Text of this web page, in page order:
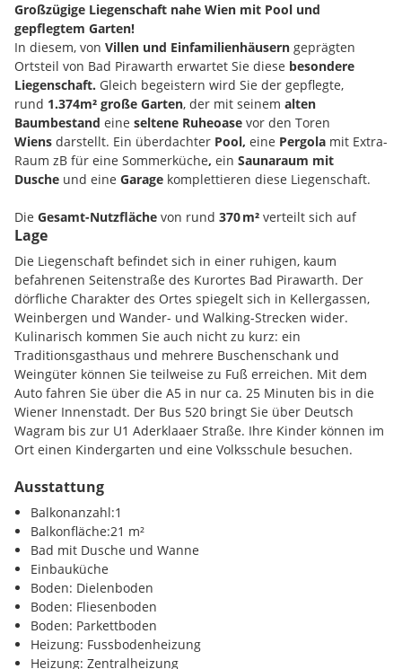
Großzügige Liegenschaft nahe Wien mit Pool und
gepflegtem Garten!
In diesem, von Villen und Einfamilienhäusern geprägten
Ortsteil von Bad Pirawarth erwartet Sie diese besondere
Liegenschaft. Gleich begeistern wird Sie der gepflegte,
rund 1.374m² große Garten, der mit seinem alten
Baumbestand eine seltene Ruheoase vor den Toren
Wiens darstellt. Ein überdachter Pool, eine Pergola mit Extra-
Raum zB für eine Sommerküche, ein Saunaraum mit
Dusche und eine Garage komplettieren diese Liegenschaft.
Die Gesamt-Nutzfläche von rund 370 m² verteilt sich auf
6 Zimmer
Das Wohnhaus gliedert sich inzwei Etagensowie einen
ausgebauten Kellerbereich. Heizung und Warmwasser
werden über eine Brennwerttherme und eine
Luftwärmepumpe zur Verfügung gestellt.
️Gesamtnutzfläche WOHNHAUS: ca. 244,86 m²
️Gesamtnutzfläche Wohnhaus+Keller und Zubau: ca. 333,23
m²
Die Vertragserrichtung und Treuhandschaft ist anBRODNER
Rechtsanwalt GmbH, FN 370587 g, Dornbacher Straße 23,
gebunden.
Besichtigungen
Hat diese Immobilie Ihr Interesse geweckt?
auf Ihre Anfrage! Für weitere Fragen stehe ich Ihnen gerne
jederzeit zur Verfügung! Lediglich Anfragen mit
vollständigem Namen, einer Telefonnummer sowie einer E-
Mail-Adresse können unsererseits bearbeitet werden. Die
von uns bereitgestellten Informationen beruhen auf Angaben
des Abgebers. Für die Richtigkeit und Vollständigkeit der
Lage
Die Liegenschaft befindet sich in einer ruhigen, kaum
befahrenen Seitenstraße des Kurortes Bad Pirawarth. Der
dörfliche Charakter des Ortes spiegelt sich in Kellergassen,
Weinbergen und Wander- und Walking-Strecken wider.
Kulinarisch kommen Sie auch nicht zu kurz: ein
Traditionsgasthaus und mehrere Buschenschank und
Weingüter können Sie teilweise zu Fuß erreichen. Mit dem
Auto fahren Sie über die A5 in nur ca. 25 Minuten bis in die
Wiener Innenstadt. Der Bus 520 bringt Sie über Deutsch
Wagram bis zur U1 Aderklaaer Straße. Ihre Kinder können im
Ort einen Kindergarten und eine Volksschule besuchen.
Region:Wien
Infrastruktur / Entfernungen
Gesundheit
Arzt <2000m
Apotheke <3500m
Klinik <10000m
Ausstattung
Balkonanzahl:1
Balkonfläche:21 m²
Bad mit Dusche und Wanne
Einbauküche
Boden: Dielenboden
Boden: Fliesenboden
Boden: Parkettboden
Heizung: Fussbodenheizung
Heizung: Zentralheizung